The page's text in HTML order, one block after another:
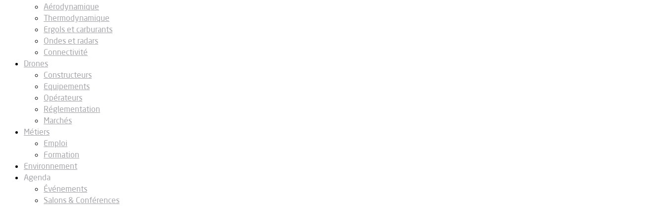
Aérodynamique
Thermodynamique
Ergols et carburants
Ondes et radars
Connectivité
Drones
Constructeurs
Equipements
Opérateurs
Réglementation
Marchés
Métiers
Emploi
Formation
Environnement
Agenda
Événements
Salons & Conférences